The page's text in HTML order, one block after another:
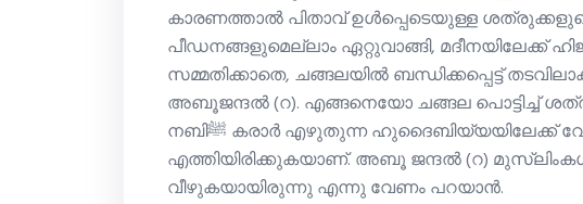
കാരണത്താല്‍ പിതാവ് ഉള്‍പ്പെടെയുള്ള
പീഡനങ്ങളുമെല്ലാം ഏറ്റുവാങ്ങി, മദീനയിലേക്ക്
സമ്മതിക്കാതെ, ചങ്ങലയില്‍ ബന്ധിക്കപ്പെട്ട്
അബൂജന്ദല്‍ (റ). എങ്ങനെയോ ചങ്ങല പൊട്ടിച്ച്
നബിﷺ കരാര്‍ എഴുതുന്ന ഹുദൈബിയ്യയിലേക്ക് വേച്ചുവേച്ച് അദ്ദേഹം
എത്തിയിരിക്കുകയാണ്. അബൂ ജന്ദല്‍ (റ)
വീഴുകയായിരുന്നു എന്നു വേണം പറയാൻ.